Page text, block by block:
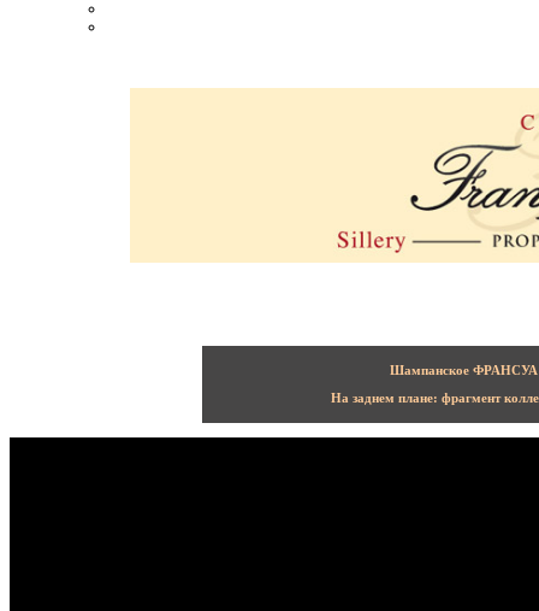
Шампанское ФРАНСУА
На заднем плане: фрагмент